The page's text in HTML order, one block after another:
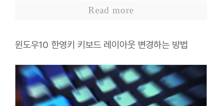
Read more
윈도우10 한영키 키보드 레이아웃 변경하는 방법